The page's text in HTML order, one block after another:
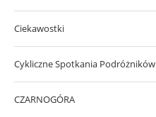
Ciekawostki
Cykliczne Spotkania Podróżników
CZARNOGÓRA